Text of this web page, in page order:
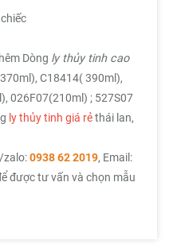
Dòng ly thủy tinh cao
C18414( 390ml),
026F07(210ml) ; 527S07
ly thủy tinh giá rẻthái lan,
zalo:0938 62 2019, Email:
được tư vấn và chọn mẫu